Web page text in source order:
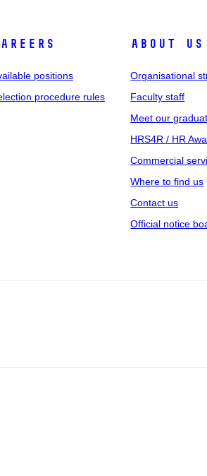
positions
procedure rules
About us
Organisational
Faculty staff
Meet our
HRS4R / HR
Commercial
Where to find us
Contact us
Official notice